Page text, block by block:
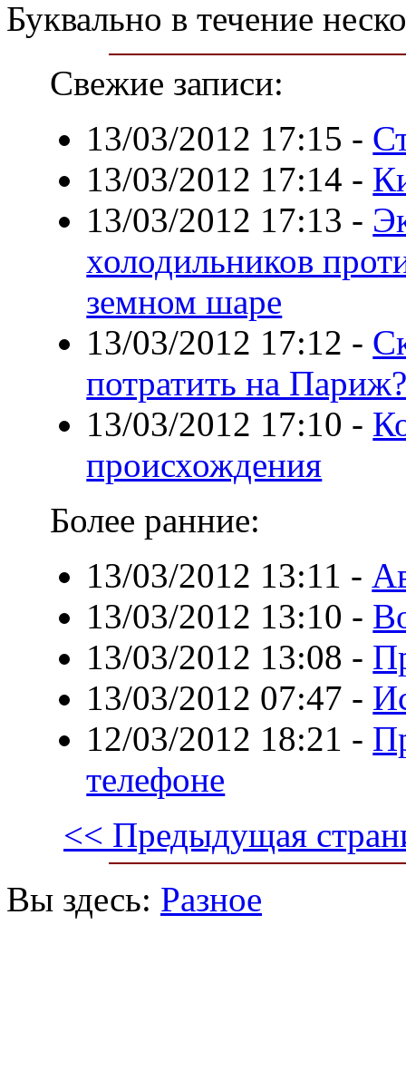
Буквально в течение
Свежие записи:
13/03/2012 17:15 -
13/03/2012 17:14 -
13/03/2012 17:13 -
холодильников
земном шаре
13/03/2012 17:12 -
потратить на
13/03/2012 17:10 -
происхождения
Более ранние:
13/03/2012 13:11 -
13/03/2012 13:10 -
13/03/2012 13:08 -
13/03/2012 07:47 -
12/03/2012 18:21 -
телефоне
<< Предыдущая
Вы здесь: Разное